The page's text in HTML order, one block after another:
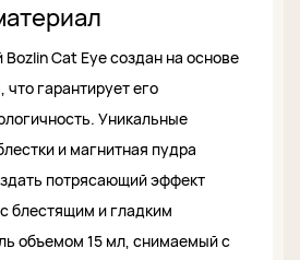
Bozlin Cat Eye создан на основе
гарантирует его
Уникальные
и магнитная пудра
потрясающий эффект
блестящим и гладким
объемом 15 мл, снимаемый с